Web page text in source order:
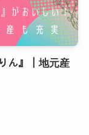
ん』｜地元産